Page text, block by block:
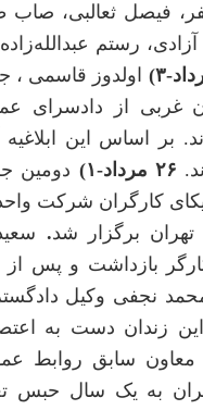
فیصل ثعالبی،
آزادی، رستم
۳) اولدوز قاسمی ،
غربی از دادسرای
بر اساس این ابلاغیه
۲۶مرداد-۱) دومین
کارگران شرکت واحد
تهران برگزار شد.
بازداشت و پس از
نجفی وکیل
این زندان دست به
و معاون سابق
به یک سال حبس